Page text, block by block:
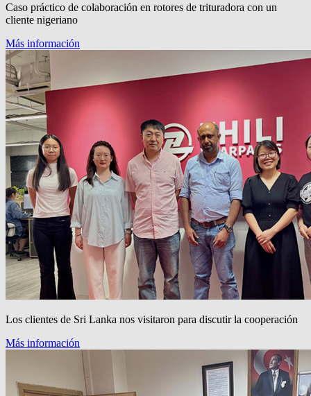
Caso práctico de colaboración en rotores de trituradora con un
cliente nigeriano
Más información
Los clientes de Sri Lanka nos visitaron para discutir la cooperación
Más información